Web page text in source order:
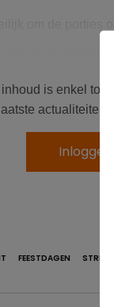
het opstellen van
80% van de
eten moet
voor
in de winkel
zijn
ze in staat zijn
het diner van een
voor
inhoud is enkel
actualiteiten
Inloggen
FEESTDAGEN STRESS